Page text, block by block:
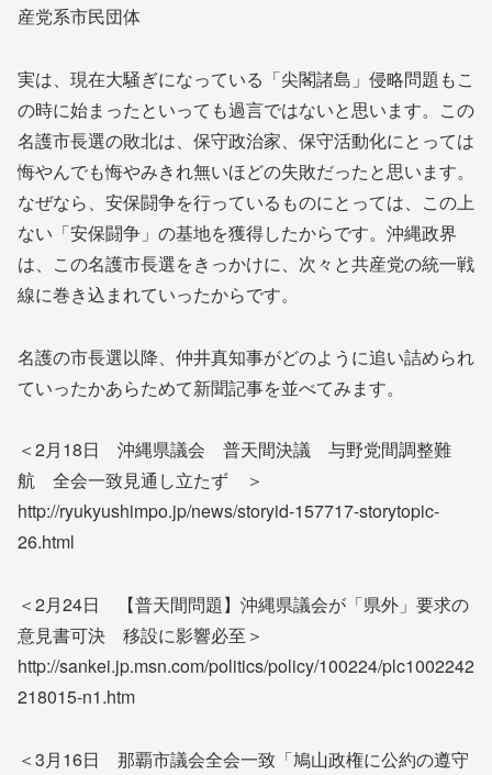
産党系市民団体
実は、現在大騒ぎになっている「尖閣諸島」侵略問題もこ
の時に始まったといっても過言ではないと思います。この
名護市長選の敗北は、保守政治家、保守活動化にとっては
悔やんでも悔やみきれ無いほどの失敗だったと思います。
なぜなら、安保闘争を行っているものにとっては、この上
ない「安保闘争」の基地を獲得したからです。沖縄政界
は、この名護市長選をきっかけに、次々と共産党の統一戦
線に巻き込まれていったからです。
名護の市長選以降、仲井真知事がどのように追い詰められ
ていったかあらためて新聞記事を並べてみます。
＜2月18日 沖縄県議会 普天間決議 与野党間調整難
航 全会一致見通し立たず ＞
http://ryukyushimpo.jp/news/storyid-157717-storytopic-
26.html
＜2月24日 【普天間問題】沖縄県議会が「県外」要求の
意見書可決 移設に影響必至＞
http://sankei.jp.msn.com/politics/policy/100224/plc1002242
218015-n1.htm
＜3月16日 那覇市議会全会一致「鳩山政権に公約の遵守